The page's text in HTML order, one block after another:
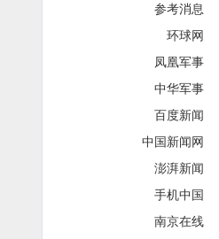
参考消息
环球网
凤凰军事
中华军事
百度新闻
中国新闻网
澎湃新闻
手机中国
南京在线